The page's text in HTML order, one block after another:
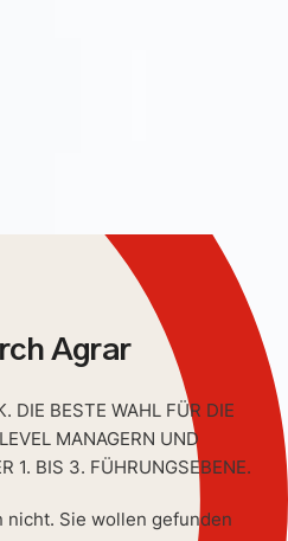
Agrar
DIE BESTE WAHL FÜR DIE
MANAGERN UND
1. BIS 3. FÜHRUNGSEBENE.
nicht. Sie wollen gefunden